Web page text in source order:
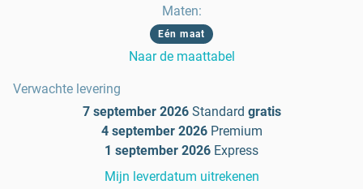
Maten:
Eén maat
Naar de maattabel
Verwachte levering
7 september 2026 Standard gratis
4 september 2026 Premium
1 september 2026 Express
Mijn leverdatum uitrekenen